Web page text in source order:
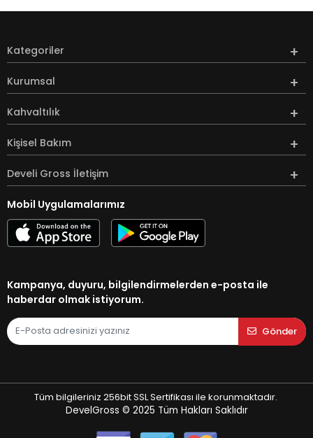
Kategoriler
Kurumsal
Kahvaltılık
Kişisel Bakım
Develi Gross İletişim
Mobil Uygulamalarımız
Kampanya, duyuru, bilgilendirmelerden e-posta ile
haberdar olmak istiyorum.
Gönder
Tüm bilgileriniz 256bit SSL Sertifikası ile korunmaktadır.
DevelGross © 2025 Tüm Hakları Saklıdır